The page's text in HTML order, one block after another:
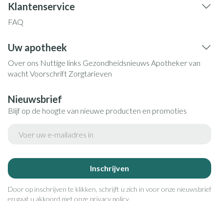
Klantenservice
FAQ
Uw apotheek
Over ons Nuttige links Gezondheidsnieuws Apotheker van
wachtVoorschrift Zorgtarieven
Nieuwsbrief
Blijf op de hoogte van nieuwe producten en promoties
Inschrijven
Door op inschrijven te klikken, schrijft u zich in voor onze nieuwsbrief
en gaat u akkoord met onze privacy policy.